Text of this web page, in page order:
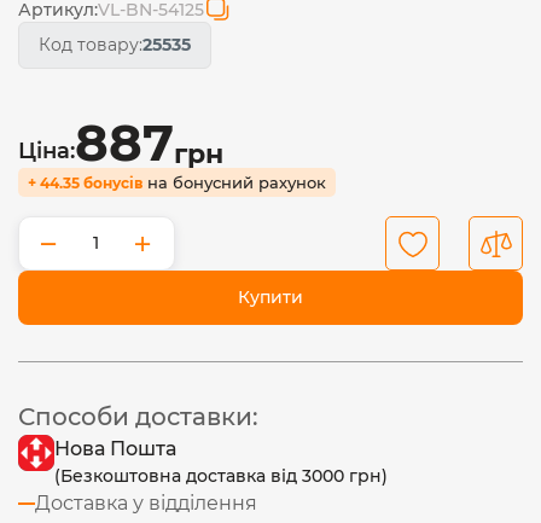
Артикул:VL-BN-54125
Код товару:25535
Ціна:887грн
+ 44.35 бонусів на бонусний рахунок
− +
Купити
Способи доставки:
Нова Пошта
(Безкоштовна доставка від 3000 грн)
Доставка у відділення